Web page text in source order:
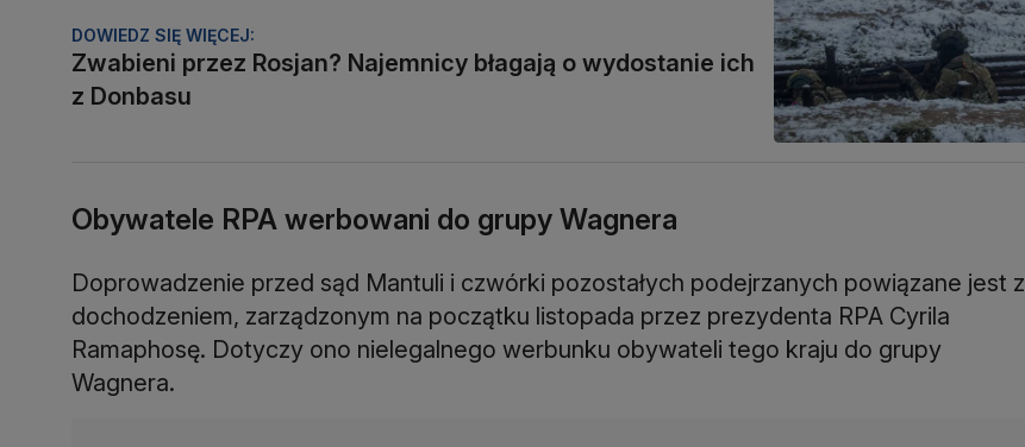
DOWIEDZ SIĘ WIĘCEJ:
Zwabieni przez Rosjan? Najemnicy błagają o wydostanie ich
z Donbasu
Obywatele RPA werbowani do grupy Wagnera
Doprowadzenie przed sąd Mantuli i czwórki pozostałych podejrzanych powiązane jest z
dochodzeniem, zarządzonym na początku listopada przez prezydenta RPA Cyrila
Ramaphosę. Dotyczy ono nielegalnego werbunku obywateli tego kraju do grupy
Wagnera.